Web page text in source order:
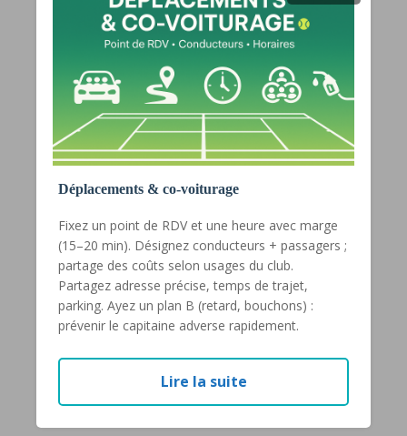
Déplacements & co-voiturage
Fixez un point de RDV et une heure avec marge
(15–20 min). Désignez conducteurs + passagers ;
partage des coûts selon usages du club.
Partagez adresse précise, temps de trajet,
parking. Ayez un plan B (retard, bouchons) :
prévenir le capitaine adverse rapidement.
Lire la suite